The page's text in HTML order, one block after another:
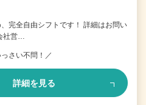
完全自由シフトです！ 詳細はお問い
社営…
さい不問！／
詳細を見る